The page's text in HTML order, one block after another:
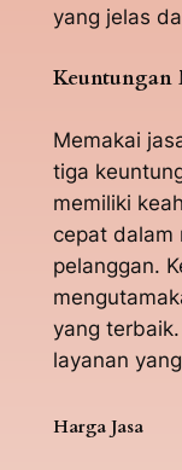
yang jelas
Keuntungan
Memakai
tiga
memiliki
cepat dalam
pelanggan.
yang
layanan
Harga Jasa